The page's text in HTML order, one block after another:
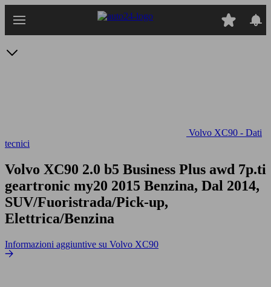
Volvo XC90 - Dati
tecnici
Volvo XC90 2.0 b5 Business Plus awd 7p.ti
geartronic my20 2015 Benzina, Dal 2014,
SUV/Fuoristrada/Pick-up,
Elettrica/Benzina
Informazioni aggiuntive su Volvo XC90